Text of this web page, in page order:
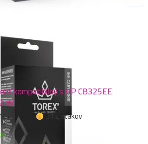
kompatibilný s HP CB325EE
ml
12 ml
31 zlaťákov